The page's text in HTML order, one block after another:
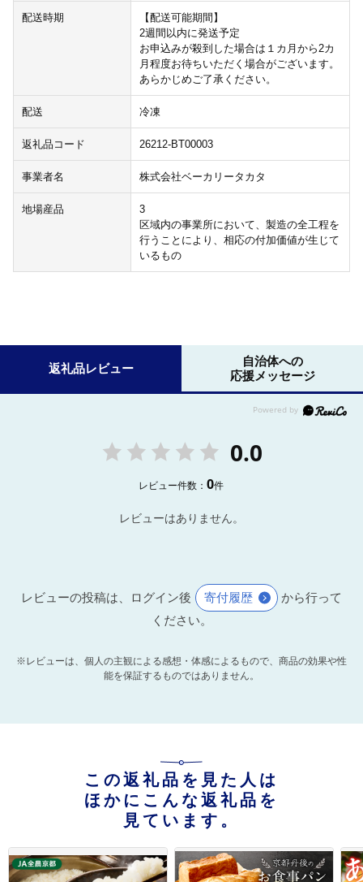
配送時期
【配送可能期間】
2週間以内に発送予定
お申込みが殺到した場合は１カ月から2カ
月程度お待ちいただく場合がございます。
あらかじめご了承ください。
配送 冷凍
返礼品コード 26212-BT00003
事業者名 株式会社ベーカリータカタ
地場産品
3
区域内の事業所において、製造の全工程を
行うことにより、相応の付加価値が生じて
いるもの
返礼品レビュー
自治体への
応援メッセージ
0.0
レビュー件数：0件
レビューはありません。
レビューの投稿は、ログイン後 寄付履歴
から行って
ください。
※レビューは、個人の主観による感想・体感によるもので、商品の効果や性
能を保証するものではありません。
この返礼品を見た人は
ほかにこんな返礼品を
見ています。